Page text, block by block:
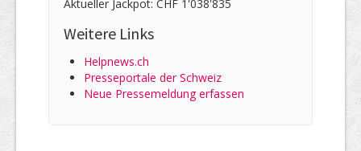
Aktueller Jackpot: CHF 1'038'835
Weitere Links
Helpnews.ch
Presseportale der Schweiz
Neue Pressemeldung erfassen